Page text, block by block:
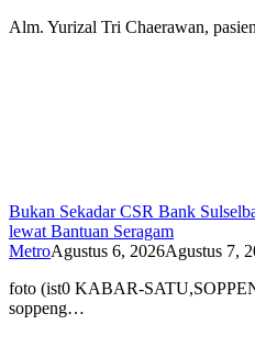
Alm. Yurizal Tri Chaerawan,
Bukan Sekadar CSR Bank
lewat Bantuan Seragam
MetroAgustus 6, 2026Agustus 7,
foto (ist0 KABAR-
soppeng…